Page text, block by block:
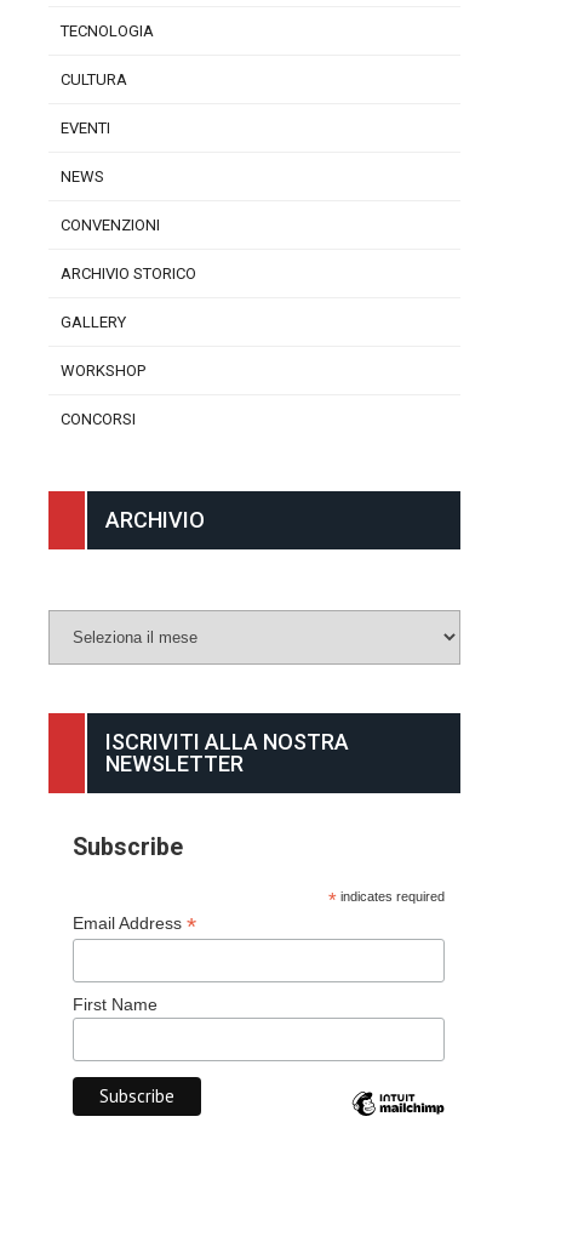
TECNOLOGIA
CULTURA
EVENTI
NEWS
CONVENZIONI
ARCHIVIO STORICO
GALLERY
WORKSHOP
CONCORSI
ARCHIVIO
ISCRIVITI ALLA NOSTRA
NEWSLETTER
Subscribe
* indicates required
Email Address *
First Name